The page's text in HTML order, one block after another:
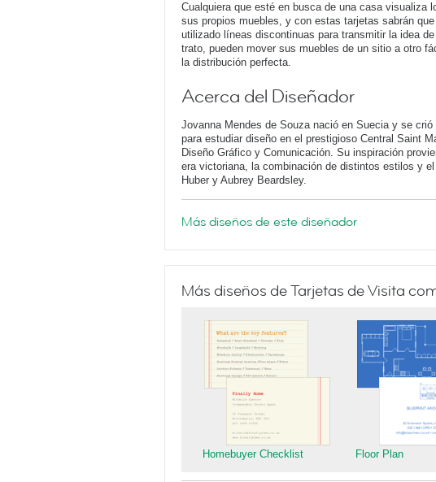
Cualquiera que esté en busca de una casa visualiza
sus propios muebles, y con estas tarjetas sabrán
utilizado líneas discontinuas para transmitir la idea
trato, pueden mover sus muebles de un sitio a otro
la distribución perfecta.
Acerca del Diseñador
Jovanna Mendes de Souza nació en Suecia y se
para estudiar diseño en el prestigioso Central Saint
Diseño Gráfico y Comunicación. Su inspiración
era victoriana, la combinación de distintos estilos y
Huber y Aubrey Beardsley.
Más diseños de este diseñador
Más diseños de Tarjetas de Visita
Homebuyer Checklist Floor Plan